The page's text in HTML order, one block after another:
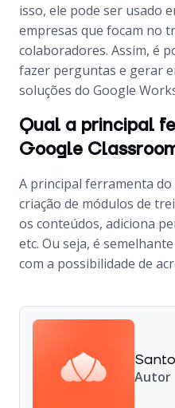
isso, ele pode ser usado
empresas que focam no
colaboradores. Assim, é
fazer perguntas e gerar
soluções do Google
Qual a principal
Google
A principal ferramenta do
criação de módulos de
os conteúdos, adiciona
etc. Ou seja, é
com a possibilidade de
Autor